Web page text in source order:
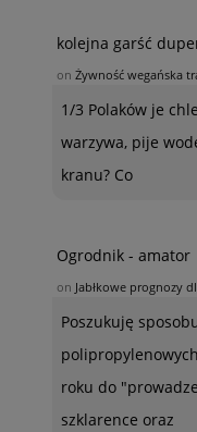
kolejna garść
on Żywność wegańska
1/3 Polaków je
warzywa, pije
kranu? Co
Ogrodnik - amator
on Jabłkowe prognozy
Poszukuję
roku do
szklarence oraz